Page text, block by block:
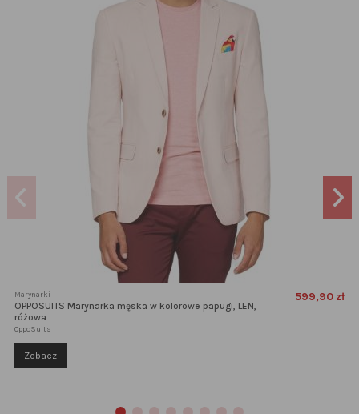
Marynarki
OPPOSUITS Marynarka męska w kolorowe papugi, LEN,
różowa
OppoSuits
599,90 zł
Zobacz